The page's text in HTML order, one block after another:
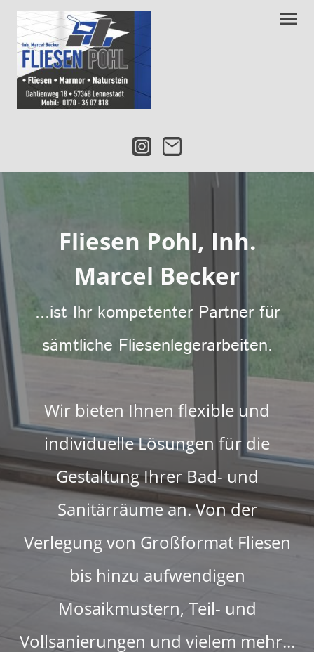
Fliesen Pohl, Inh.
Marcel Becker
...ist Ihr kompetenter Partner für
sämtliche Fliesenlegerarbeiten.
Wir bieten Ihnen flexible und
individuelle Lösungen für die
Gestaltung Ihrer Bad- und
Sanitärräume an. Von der
Verlegung von Großformat Fliesen
bis hinzu aufwendigen
Mosaikmustern, Teil- und
Vollsanierungen und vielem mehr...